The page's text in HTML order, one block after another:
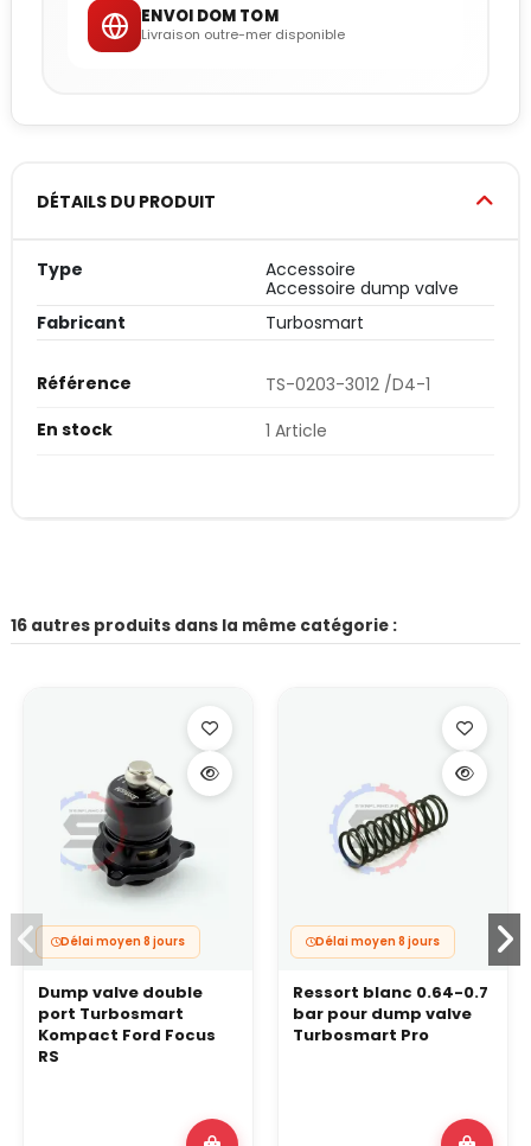
ENVOI DOM TOM
Livraison outre-mer disponible
DÉTAILS DU PRODUIT
Type
Accessoire
Accessoire dump valve
Fabricant
Turbosmart
Référence
TS-0203-3012 /D4-1
En stock
1 Article
16 autres produits dans la même catégorie :
Délai moyen 8 jours
Dump valve double
port Turbosmart
Kompact Ford Focus
RS
Délai moyen 8 jours
Ressort blanc 0.64-0.7
bar pour dump valve
Turbosmart Pro